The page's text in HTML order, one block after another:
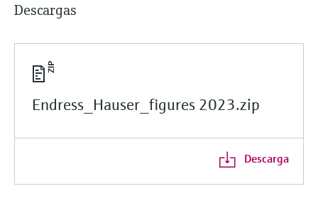
Descargas
Endress_Hauser_figures 2023.zip
Descarga